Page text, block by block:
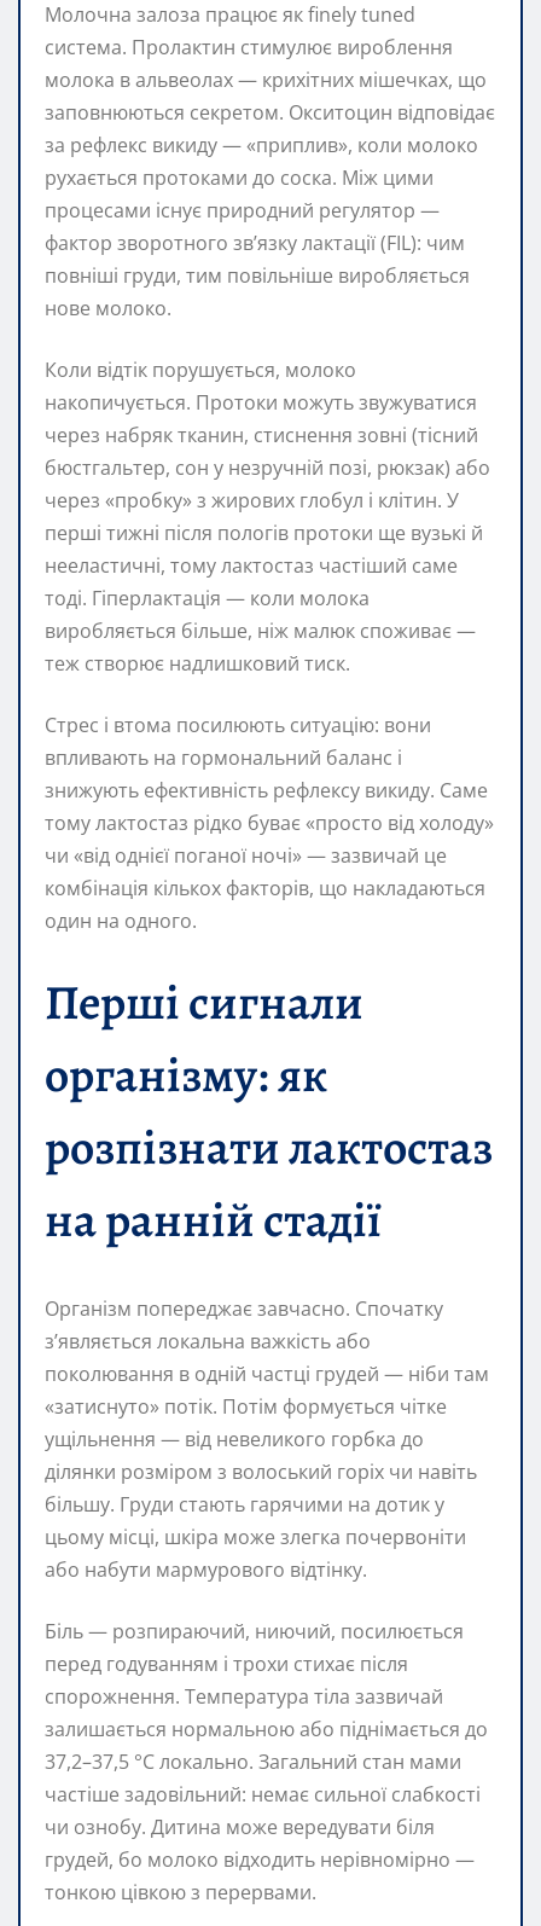
Молочна залоза працює як finely tuned
система. Пролактин стимулює вироблення
молока в альвеолах — крихітних мішечках, що
заповнюються секретом. Окситоцин відповідає
за рефлекс викиду — «приплив», коли молоко
рухається протоками до соска. Між цими
процесами існує природний регулятор —
фактор зворотного зв’язку лактації (FIL): чим
повніші груди, тим повільніше виробляється
нове молоко.
Коли відтік порушується, молоко
накопичується. Протоки можуть звужуватися
через набряк тканин, стиснення зовні (тісний
бюстгальтер, сон у незручній позі, рюкзак) або
через «пробку» з жирових глобул і клітин. У
перші тижні після пологів протоки ще вузькі й
нееластичні, тому лактoстаз частіший саме
тоді. Гіперлактація — коли молока
виробляється більше, ніж малюк споживає —
теж створює надлишковий тиск.
Стрес і втома посилюють ситуацію: вони
впливають на гормональний баланс і
знижують ефективність рефлексу викиду. Саме
тому лактoстаз рідко буває «просто від холоду»
чи «від однієї поганої ночі» — зазвичай це
комбінація кількох факторів, що накладаються
один на одного.
Перші сигнали
організму: як
розпізнати лактoстаз
на ранній стадії
Організм попереджає завчасно. Спочатку
з’являється локальна важкість або
поколювання в одній частці грудей — ніби там
«затиснуто» потік. Потім формується чітке
ущільнення — від невеликого горбка до
ділянки розміром з волоський горіх чи навіть
більшу. Груди стають гарячими на дотик у
цьому місці, шкіра може злегка почервоніти
або набути мармурового відтінку.
Біль — розпираючий, ниючий, посилюється
перед годуванням і трохи стихає після
спорожнення. Температура тіла зазвичай
залишається нормальною або піднімається до
37,2–37,5 °C локально. Загальний стан мами
частіше задовільний: немає сильної слабкості
чи ознобу. Дитина може вередувати біля
грудей, бо молоко відходить нерівномірно —
тонкою цівкою з перервами.